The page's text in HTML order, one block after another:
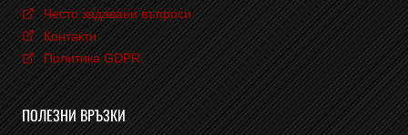
Често задавани въпроси
Контакти
Политика GDPR
ПОЛЕЗНИ ВРЪЗКИ